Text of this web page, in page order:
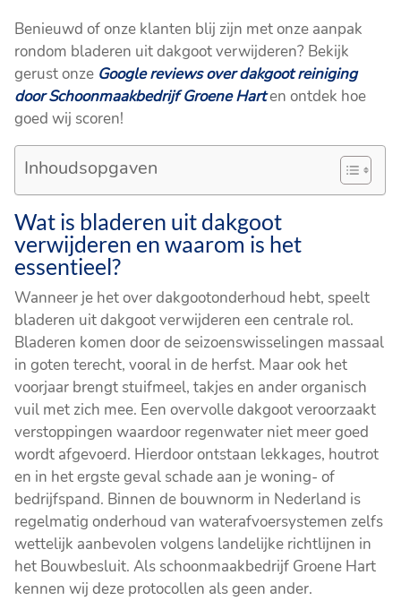
Benieuwd of onze klanten blij zijn met onze aanpak
rondom bladeren uit dakgoot verwijderen? Bekijk
gerust onze Google reviews over dakgoot reiniging
door Schoonmaakbedrijf Groene Harten ontdek hoe
goed wij scoren!
Inhoudsopgaven
Wat is bladeren uit dakgoot
verwijderen en waarom is het
essentieel?
Wanneer je het over dakgootonderhoud hebt, speelt
bladeren uit dakgoot verwijderen een centrale rol.
Bladeren komen door de seizoenswisselingen massaal
in goten terecht, vooral in de herfst. Maar ook het
voorjaar brengt stuifmeel, takjes en ander organisch
vuil met zich mee. Een overvolle dakgoot veroorzaakt
verstoppingen waardoor regenwater niet meer goed
wordt afgevoerd. Hierdoor ontstaan lekkages, houtrot
en in het ergste geval schade aan je woning- of
bedrijfspand. Binnen de bouwnorm in Nederland is
regelmatig onderhoud van waterafvoersystemen zelfs
wettelijk aanbevolen volgens landelijke richtlijnen in
het Bouwbesluit. Als schoonmaakbedrijf Groene Hart
kennen wij deze protocollen als geen ander.